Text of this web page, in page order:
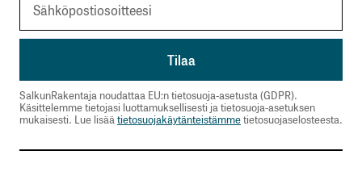
SalkunRakentaja noudattaa EU:n tietosuoja-asetusta (GDPR).
Käsittelemme tietojasi luottamuksellisesti ja tietosuoja-asetuksen
mukaisesti. Lue lisää tietosuojakäytänteistämmetietosuojaselosteesta.